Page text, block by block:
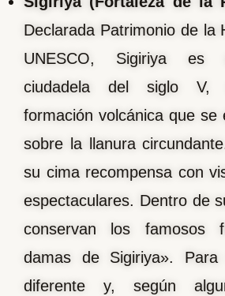
Declarada Patrimonio de la
UNESCO, Sigiriya es
ciudadela del siglo V,
formación volcánica que se
sobre la llanura
su cima recompensa con
espectaculares. Dentro de
conservan los famosos
damas de Sigiriya». Para
diferente y, según